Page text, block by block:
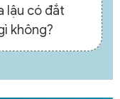
lậu có đắt
không?